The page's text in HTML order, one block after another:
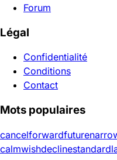
Forum
Légal
Confidentialité
Conditions
Contact
Mots populaires
cancelforwardfuture
calmwishdeclinestandard